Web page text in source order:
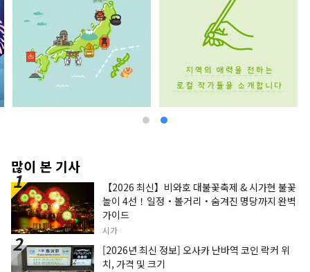
많이 본 기사
【2026 최신】비와호 대불꽃축제 & 시가현 불꽃
놀이 4선！일정・볼거리・숨겨진 명당까지 완벽
가이드
시가
[2026년 최신 정보] 오사카 난바역 코인 락커 위
치, 가격 및 크기